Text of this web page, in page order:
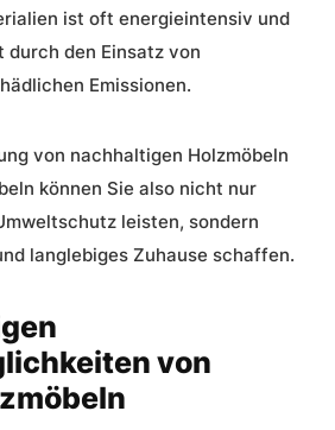
ist oft energieintensiv und
durch den Einsatz von
Emissionen.
von nachhaltigen Holzmöbeln
können Sie also nicht nur
leisten, sondern
langlebiges Zuhause schaffen.
von